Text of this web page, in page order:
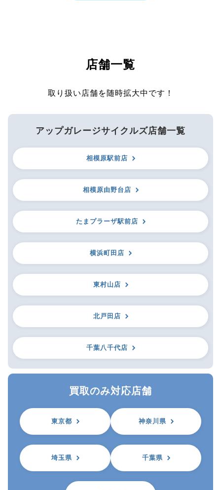
店舗一覧
取り扱い店舗を随時拡大中です！
アップガレージサイクルズ店舗一覧
相模原駅前店
相模原由野台店
たまプラーザ駅前店
横浜町田店
東村山店
北戸田店
千葉八千代店
買取のみ対応店舗
東京都 神奈川県
埼玉県 千葉県